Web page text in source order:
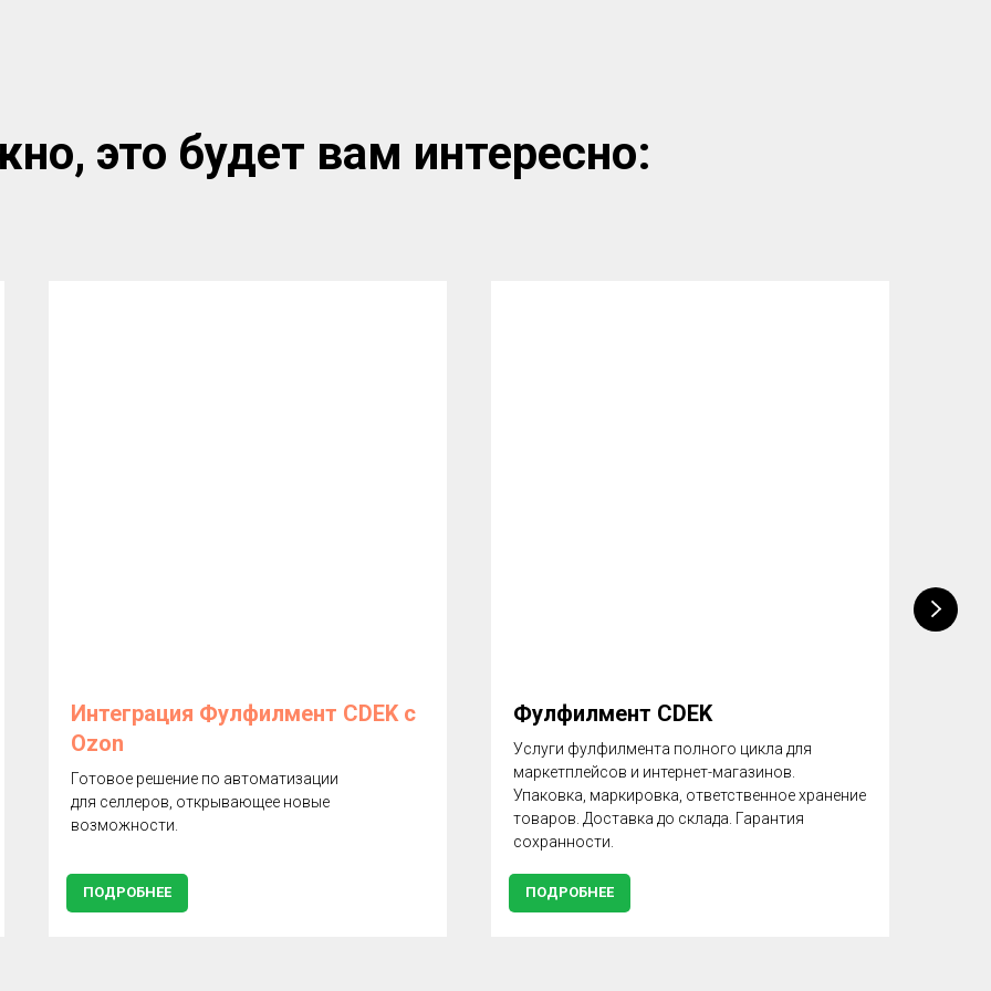
это будет вам интересно:
Интеграция Фулфилмент CDEK с
Ozon
Готовое решение по автоматизации
для селлеров, открывающее новые
возможности.
ПОДРОБНЕЕ
Фулфилмент CDEK
Услуги фулфилмента полного цикла для
маркетплейсов и интернет-магазинов.
Упаковка, маркировка, ответственное хранение
товаров. Доставка до склада. Гарантия
сохранности.
ПОДРОБНЕЕ